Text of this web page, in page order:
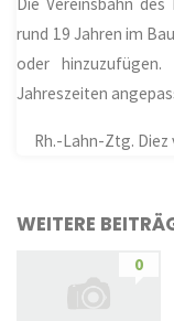
Die Vereinsbahn
rund 19 Jahren im
oder
Jahreszeiten
Rh.-Lahn-Ztg. Diez
WEITERE
0